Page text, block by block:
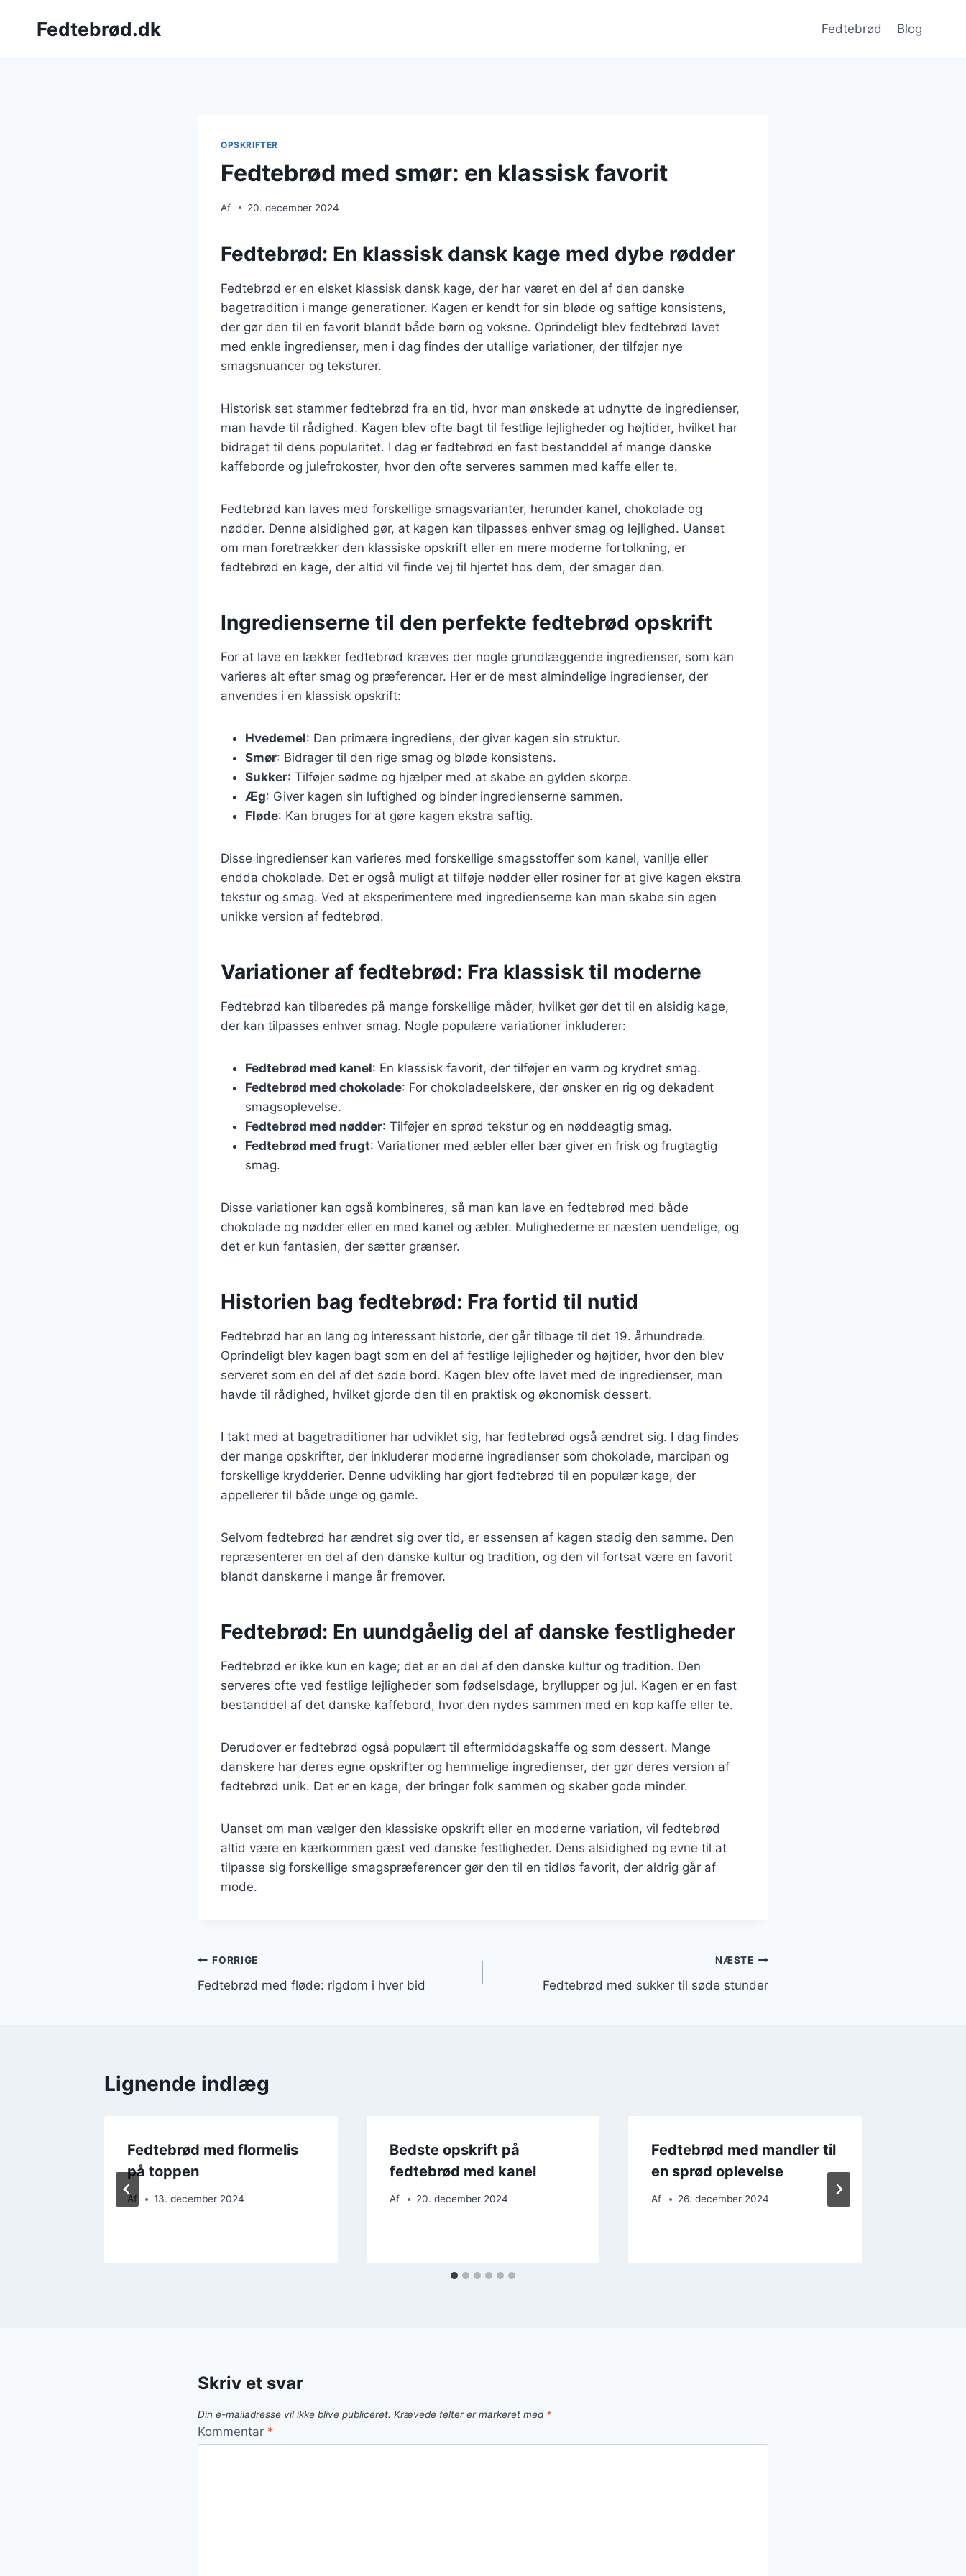
Fedtebrød.dk Fedtebrød Blog
OPSKRIFTER
Fedtebrød med smør: en klassisk favorit
Af 20. december 2024
Fedtebrød: En klassisk dansk kage med dybe rødder
Fedtebrød er en elsket klassisk dansk kage, der har været en del af den danske
bagetradition i mange generationer. Kagen er kendt for sin bløde og saftige konsistens,
der gør den til en favorit blandt både børn og voksne. Oprindeligt blev fedtebrød lavet
med enkle ingredienser, men i dag findes der utallige variationer, der tilføjer nye
smagsnuancer og teksturer.
Historisk set stammer fedtebrød fra en tid, hvor man ønskede at udnytte de ingredienser,
man havde til rådighed. Kagen blev ofte bagt til festlige lejligheder og højtider, hvilket har
bidraget til dens popularitet. I dag er fedtebrød en fast bestanddel af mange danske
kaffeborde og julefrokoster, hvor den ofte serveres sammen med kaffe eller te.
Fedtebrød kan laves med forskellige smagsvarianter, herunder kanel, chokolade og
nødder. Denne alsidighed gør, at kagen kan tilpasses enhver smag og lejlighed. Uanset
om man foretrækker den klassiske opskrift eller en mere moderne fortolkning, er
fedtebrød en kage, der altid vil finde vej til hjertet hos dem, der smager den.
Ingredienserne til den perfekte fedtebrød opskrift
For at lave en lækker fedtebrød kræves der nogle grundlæggende ingredienser, som kan
varieres alt efter smag og præferencer. Her er de mest almindelige ingredienser, der
anvendes i en klassisk opskrift:
Hvedemel: Den primære ingrediens, der giver kagen sin struktur.
Smør: Bidrager til den rige smag og bløde konsistens.
Sukker: Tilføjer sødme og hjælper med at skabe en gylden skorpe.
Æg: Giver kagen sin luftighed og binder ingredienserne sammen.
Fløde: Kan bruges for at gøre kagen ekstra saftig.
Disse ingredienser kan varieres med forskellige smagsstoffer som kanel, vanilje eller
endda chokolade. Det er også muligt at tilføje nødder eller rosiner for at give kagen ekstra
tekstur og smag. Ved at eksperimentere med ingredienserne kan man skabe sin egen
unikke version af fedtebrød.
Variationer af fedtebrød: Fra klassisk til moderne
Fedtebrød kan tilberedes på mange forskellige måder, hvilket gør det til en alsidig kage,
der kan tilpasses enhver smag. Nogle populære variationer inkluderer:
Fedtebrød med kanel: En klassisk favorit, der tilføjer en varm og krydret smag.
Fedtebrød med chokolade: For chokoladeelskere, der ønsker en rig og dekadent
smagsoplevelse.
Fedtebrød med nødder: Tilføjer en sprød tekstur og en nøddeagtig smag.
Fedtebrød med frugt: Variationer med æbler eller bær giver en frisk og frugtagtig
smag.
Disse variationer kan også kombineres, så man kan lave en fedtebrød med både
chokolade og nødder eller en med kanel og æbler. Mulighederne er næsten uendelige, og
det er kun fantasien, der sætter grænser.
Historien bag fedtebrød: Fra fortid til nutid
Fedtebrød har en lang og interessant historie, der går tilbage til det 19. århundrede.
Oprindeligt blev kagen bagt som en del af festlige lejligheder og højtider, hvor den blev
serveret som en del af det søde bord. Kagen blev ofte lavet med de ingredienser, man
havde til rådighed, hvilket gjorde den til en praktisk og økonomisk dessert.
I takt med at bagetraditioner har udviklet sig, har fedtebrød også ændret sig. I dag findes
der mange opskrifter, der inkluderer moderne ingredienser som chokolade, marcipan og
forskellige krydderier. Denne udvikling har gjort fedtebrød til en populær kage, der
appellerer til både unge og gamle.
Selvom fedtebrød har ændret sig over tid, er essensen af kagen stadig den samme. Den
repræsenterer en del af den danske kultur og tradition, og den vil fortsat være en favorit
blandt danskerne i mange år fremover.
Fedtebrød: En uundgåelig del af danske festligheder
Fedtebrød er ikke kun en kage; det er en del af den danske kultur og tradition. Den
serveres ofte ved festlige lejligheder som fødselsdage, bryllupper og jul. Kagen er en fast
bestanddel af det danske kaffebord, hvor den nydes sammen med en kop kaffe eller te.
Derudover er fedtebrød også populært til eftermiddagskaffe og som dessert. Mange
danskere har deres egne opskrifter og hemmelige ingredienser, der gør deres version af
fedtebrød unik. Det er en kage, der bringer folk sammen og skaber gode minder.
Uanset om man vælger den klassiske opskrift eller en moderne variation, vil fedtebrød
altid være en kærkommen gæst ved danske festligheder. Dens alsidighed og evne til at
tilpasse sig forskellige smagspræferencer gør den til en tidløs favorit, der aldrig går af
mode.
Indlægsnavigation
FORRIGE
Fedtebrød med fløde: rigdom i hver bid
NÆSTE
Fedtebrød med sukker til søde stunder
Lignende indlæg
Fedtebrød med flormelis
på toppen
Af 13. december 2024
Bedste opskrift på
fedtebrød med kanel
Af 20. december 2024
Fedtebrød med mandler til
en sprød oplevelse
Af 26. december 2024
Skriv et svar
Din e-mailadresse vil ikke blive publiceret. Krævede felter er markeret med *
Kommentar *